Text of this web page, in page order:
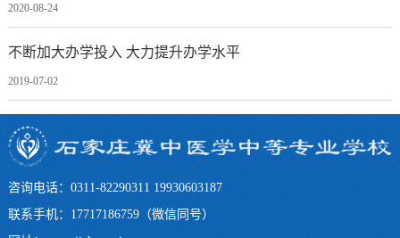
2020-08-24
不断加大办学投入 大力提升办学水平
2019-07-02
咨询电话：0311-82290311 19930603187
联系手机：17717186759（微信同号）